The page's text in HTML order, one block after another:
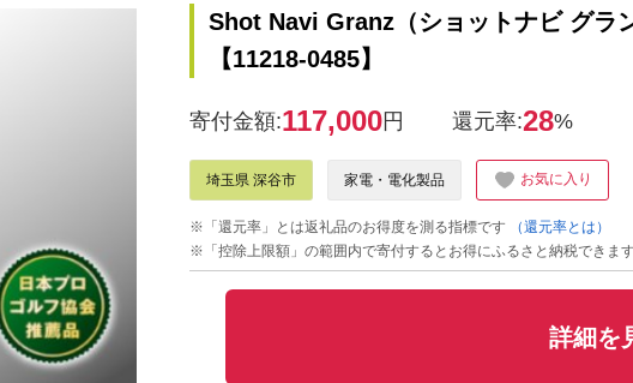
Shot Navi Granz（ショットナビ グラ
【11218-0485】
寄付金額:117,000円 還元率:28%
埼玉県 深谷市 家電・電化製品 お気に入り
※「還元率」とは返礼品のお得度を測る指標です
（還元率とは）
※「控除上限額」の範囲内で寄付するとお得にふるさと納税できます
詳細を